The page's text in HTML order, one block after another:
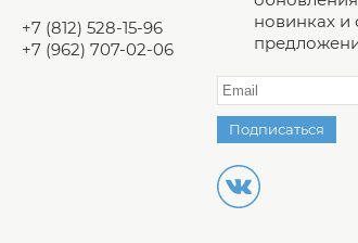
+7 (812) 528-15-96
+7 (962) 707-02-06
новинках и
Подписаться